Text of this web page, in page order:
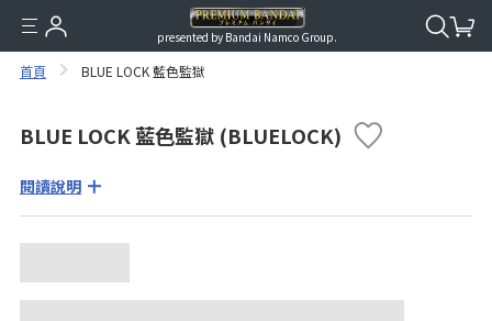
presented by Bandai Namco Group.
首頁 BLUE LOCK 藍色監獄
BLUE LOCK 藍色監獄 (BLUELOCK)
閱讀說明